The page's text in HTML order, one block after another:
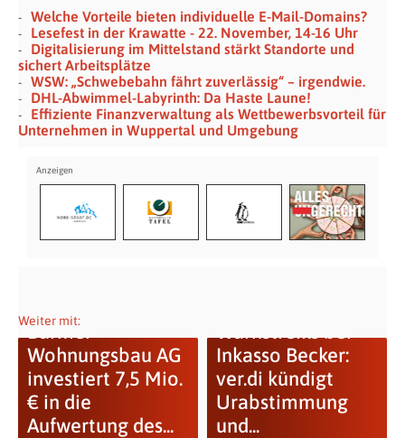
Welche Vorteile bieten individuelle E-Mail-Domains?
Lesefest in der Krawatte - 22. November, 14-16 Uhr
Digitalisierung im Mittelstand stärkt Standorte und
sichert Arbeitsplätze
WSW: „Schwebebahn fährt zuverlässig“ – irgendwie.
DHL-Abwimmel-Labyrinth: Da Haste Laune!
Effiziente Finanzverwaltung als Wettbewerbsvorteil für
Unternehmen in Wuppertal und Umgebung
Weiter mit:
Barmer
Wohnungsbau AG
investiert 7,5 Mio.
€ in die
Aufwertung des...
Inkasso Becker:
ver.di kündigt
Urabstimmung
und...